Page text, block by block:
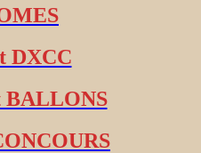
DXCC
BALLONS